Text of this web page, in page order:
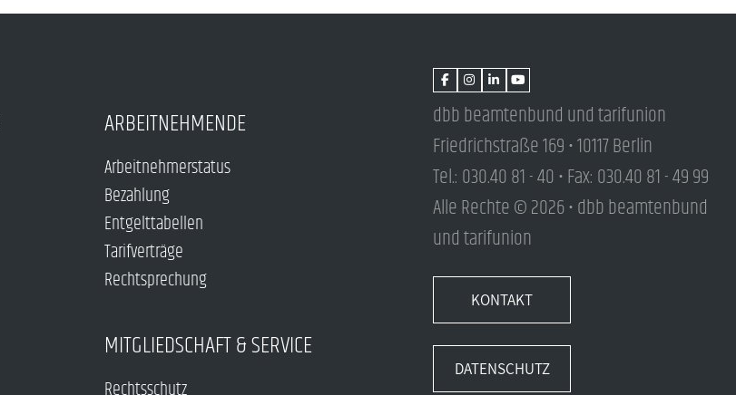
ARBEITNEHMENDE
Arbeitnehmerstatus
Bezahlung
Entgelttabellen
Tarifverträge
Rechtsprechung
MITGLIEDSCHAFT & SERVICE
dbb beamtenbund und tarifunion
Friedrichstraße 169 • 10117 Berlin
Tel.: 030.40 81 - 40 • Fax: 030.40 81 - 49 99
Alle Rechte © 2026 • dbb beamtenbund
und tarifunion
KONTAKT
DATENSCHUTZ